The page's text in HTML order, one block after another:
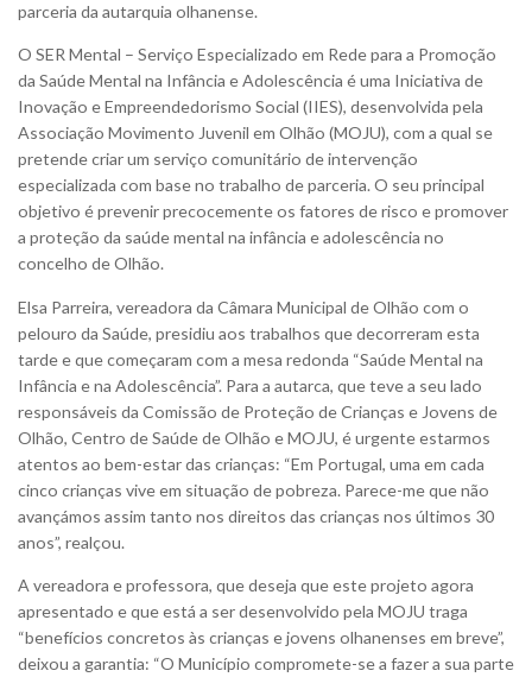
parceria da autarquia olhanense.
O SER Mental – Serviço Especializado em Rede para a Promoção
da Saúde Mental na Infância e Adolescência é uma Iniciativa de
Inovação e Empreendedorismo Social (IIES), desenvolvida pela
Associação Movimento Juvenil em Olhão (MOJU), com a qual se
pretende criar um serviço comunitário de intervenção
especializada com base no trabalho de parceria. O seu principal
objetivo é prevenir precocemente os fatores de risco e promover
a proteção da saúde mental na infância e adolescência no
concelho de Olhão.
Elsa Parreira, vereadora da Câmara Municipal de Olhão com o
pelouro da Saúde, presidiu aos trabalhos que decorreram esta
tarde e que começaram com a mesa redonda “Saúde Mental na
Infância e na Adolescência”. Para a autarca, que teve a seu lado
responsáveis da Comissão de Proteção de Crianças e Jovens de
Olhão, Centro de Saúde de Olhão e MOJU, é urgente estarmos
atentos ao bem-estar das crianças: “Em Portugal, uma em cada
cinco crianças vive em situação de pobreza. Parece-me que não
avançámos assim tanto nos direitos das crianças nos últimos 30
anos”, realçou.
A vereadora e professora, que deseja que este projeto agora
apresentado e que está a ser desenvolvido pela MOJU traga
“benefícios concretos às crianças e jovens olhanenses em breve”,
deixou a garantia: “O Município compromete-se a fazer a sua parte